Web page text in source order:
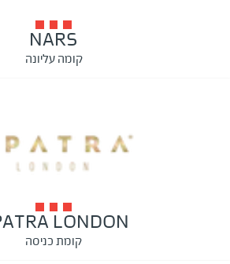
NARS
קומה עליונה
LONDON
קומת כניסה